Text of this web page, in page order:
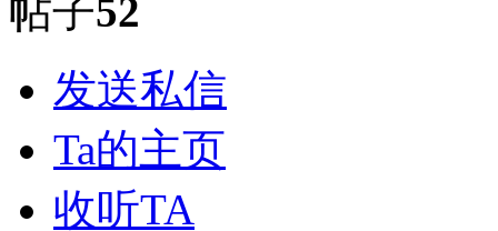
帖子52
发送私信
Ta的主页
收听TA